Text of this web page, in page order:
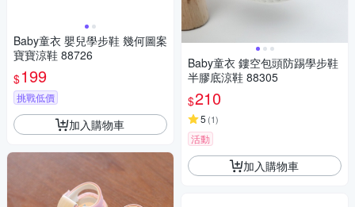
Baby童衣 嬰兒學步鞋 幾何圖案
寶寶涼鞋 88726
$199
挑戰低價
加入購物車
Baby童衣 鏤空包頭防踢學步鞋
半膠底涼鞋 88305
$210
5 (1)
活動
加入購物車